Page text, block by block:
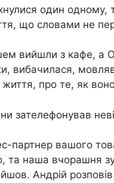
один одному,
що словами не
вийшли з кафе, а
вибачилася,
про те, як
зателефонував
партнер вашого
та наша вчорашня
Андрій